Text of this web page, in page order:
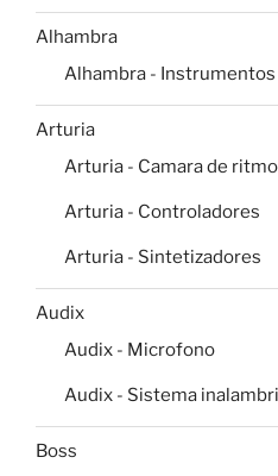
Alhambra
Alhambra - Instrumentos
Arturia
Arturia - Camara de
Arturia - Controladores
Arturia - Sintetizadores
Audix
Audix - Microfono
Audix - Sistema
Boss